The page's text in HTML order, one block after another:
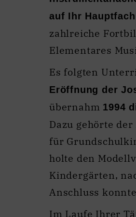
auf Ihr
zahlreiche
Elementares
Es folgten
Eröffnung der
übernahm 1994
Dazu gehörte
für
holte den
Kindergärten,
Anschluss
Im Laufe Ihrer